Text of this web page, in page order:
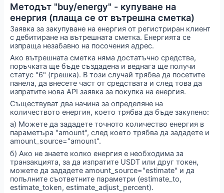
Методът "buy/energy" - купуване на
енергия (плаща се от вътрешна сметка)
Заявка за закупуване на енергия от регистриран клиент
с дебитиране на вътрешната сметка. Енергията се
изпраща незабавно на посочения адрес.
Ако вътрешната сметка няма достатъчно средства,
поръчката ще бъде създадена и веднага ще получи
статус "6" (грешка). В този случай трябва да посетите
панела, да внесете част от средствата и след това да
изпратите нова API заявка за покупка на енергия.
Съществуват два начина за определяне на
количеството енергия, което трябва да бъде закупено:
а) Можете да зададете точното количество енергия в
параметъра "amount", след което трябва да зададете и
amount_source="amount".
б) Ако не знаете колко енергия е необходима за
транзакцията, за да изпратите USDT или друг токен,
можете да зададете amount_source="estimate" и да
попълните съответните параметри (estimate_to,
estimate_token, estimate_adjust_percent).